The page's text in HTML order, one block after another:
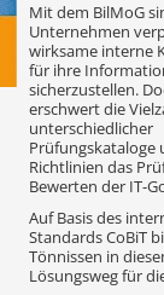
Mit dem BilMoG
Unternehmen
wirksame interne
für ihre
sicherzustellen.
erschwert die
unterschiedlicher
Prüfungskataloge
Richtlinien das
Bewerten der IT-
Auf Basis des
Standards CoBiT
Tönnissen in
Lösungsweg für